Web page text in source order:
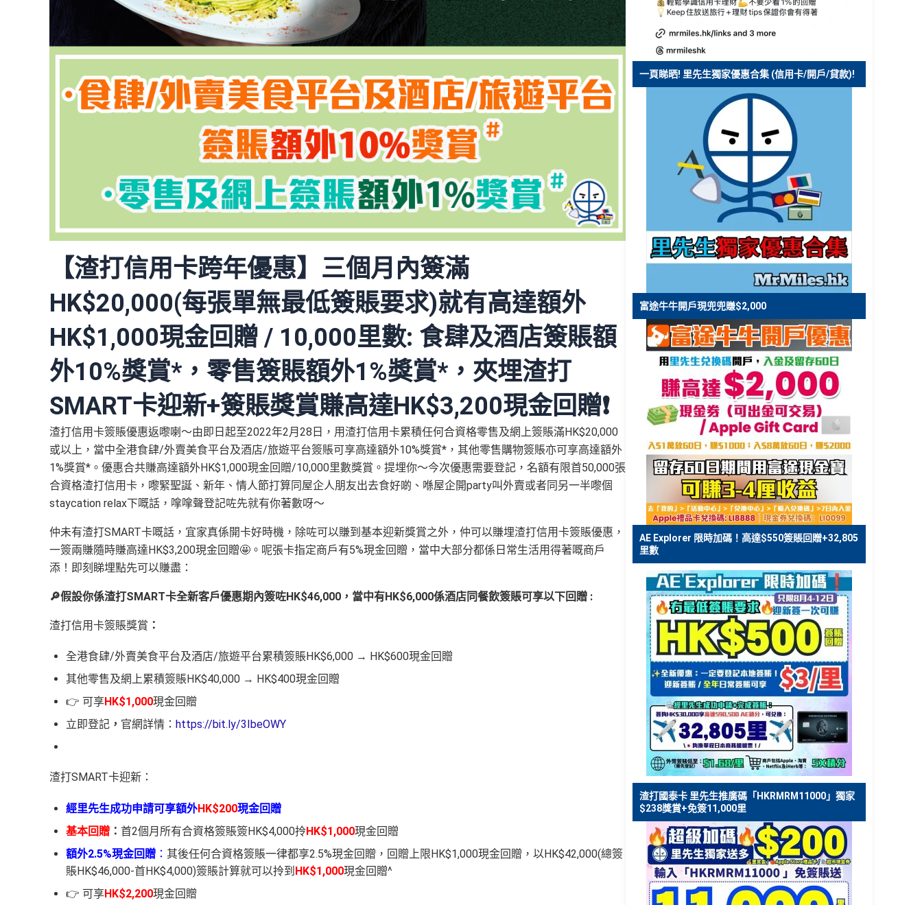
【渣打信用卡跨年優惠】三個月 內簽滿
HK$20,000(每張單無最低簽賬要求)就有高達額外
HK$1,000現金回贈 / 10,000里數: 食肆及酒店簽賬額
外10%獎賞*，零售簽賬額外1%獎賞*，夾埋渣打
SMART卡迎新+簽賬獎賞賺高達HK$3,200現金回贈❗
渣打信用卡簽賬優惠返嚟喇～由即日起至2022年2月28日，用渣打信用卡累積任何合資格零售及網上簽賬滿HK$20,000
或以上，當中全港食肆/外賣美食平台及酒店/旅遊平台簽賬可享高達額外10%獎賞*，其他零售購物簽賬亦可享高達額外
1%獎賞*。優惠合共賺高達額外HK$1,000現金回贈/10,000里數獎賞。提埋你～今次優惠需要登記，名額有限首50,000張
合資格渣打信用卡，嚟緊聖誕、新年、情人節打算同屋企人朋友出去食好啲、喺屋企開party叫外賣或者同另一半嚟個
staycation relax下嘅話，嗱嗱聲登記咗先就有你著數呀～
仲未有渣打SMART卡嘅話，宜家真係開卡好時機，除咗可以賺到基本迎新獎賞之外，仲可以賺埋渣打信用卡簽賬優惠，
一簽兩賺隨時賺高達HK$3,200現金回贈🤩。呢張卡指定商戶有5%現金回贈，當中大部分都係日常生活用得著嘅商戶
添！即刻睇埋點先可以賺盡：
🔎假設你係渣打SMART卡全新客戶優惠期內簽咗HK$46,000，當中有HK$6,000係酒店同餐飲簽賬可享以下回贈 :
渣打信用卡簽賬獎賞 ：
全港食肆/外賣美食平台及酒店/旅遊平台累積簽賬HK$6,000 → HK$600現金回贈
其他零售及網上累積簽賬HK$40,000 → HK$400現金回贈
👉 可享HK$1,000現金回贈
立即登記 ， 官網詳情： https://bit.ly/3IbeOWY
渣打SMART卡迎新：
經里先生成功申請可享額外HK$200現金回贈
基本回贈 ： 首2個月所有合資格簽賬簽HK$4,000拎HK$1,000現金回贈
額外2.5%現金回贈 ： 其後任何合資格簽賬一律都享2.5%現金回贈，回贈上限HK$1,000現金回贈，以HK$42,000(總簽
賬HK$46,000-首HK$4,000)簽賬計算就可以拎到 HK$1,000現金回贈^
👉 可享HK$2,200現金回贈
一頁睇晒! 里先生獨家優惠合集 (信用卡/開戶/貸款)!
富途牛牛開戶現兜兜賺$2,000
AE Explorer 限時加碼！高達$550簽賬回贈+32,805
里數
渣打國泰卡 里先生推廣碼「HKRMRM11000」獨家
$238獎賞+免簽11,000里